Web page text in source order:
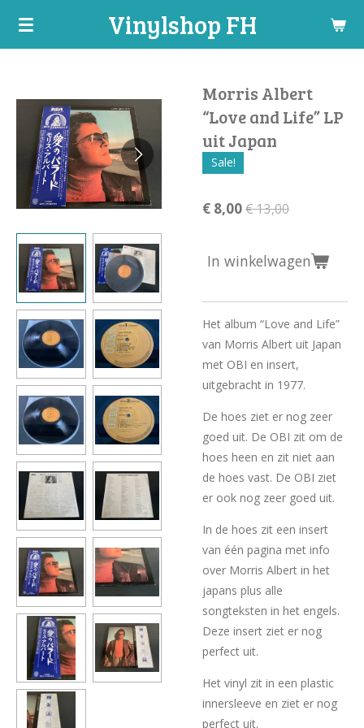
Ga
hoofdinhoud
Vinylshop FH
Morris Albert
“Love and Life” LP
uit Japan
Sale!
€ 8,00€ 13,00
In winkelwagen
Het album “Love and Life”
van Morris Albert uit Japan
met OBI en insert,
uitgebracht in 1977.
De hoes ziet er nog zeer
goed uit. De OBI zit om de
hoes heen en zit niet aan
de hoes vast. De OBI ziet
er ook nog zeer goed uit.
In de hoes zit een insert
van één pagina met info
over Morris Albert in het
japans plus alle
songteksten in het engels.
Deze insert ziet er nog
perfect uit.
Het vinyl zit in een plastic
innersleeve en ziet er nog
perfect uit.